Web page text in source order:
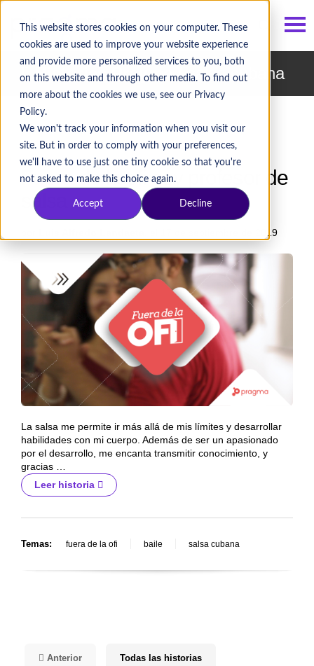
This website stores cookies on your computer. These
cookies are used to improve your website experience
and provide more personalized services to you, both
on this website and through other media. To find out
more about the cookies we use, see our Privacy
Policy.
We won't track your information when you visit our
site. But in order to comply with your preferences,
we'll have to use just one tiny cookie so that you're
not asked to make this choice again.
Accept Decline
ES / EN
Historias Pragma/ salsa cubana
Fuera de la ofi soy profesor de
salsa
, el 17 de septiembre de 2019
La salsa me permite ir más allá de mis límites y desarrollar
habilidades con mi cuerpo. Además de ser un apasionado
por el desarrollo, me encanta transmitir conocimiento, y
gracias …
Leer historia
Temas: fuera de la ofi baile salsa cubana
Anterior Todas las historias